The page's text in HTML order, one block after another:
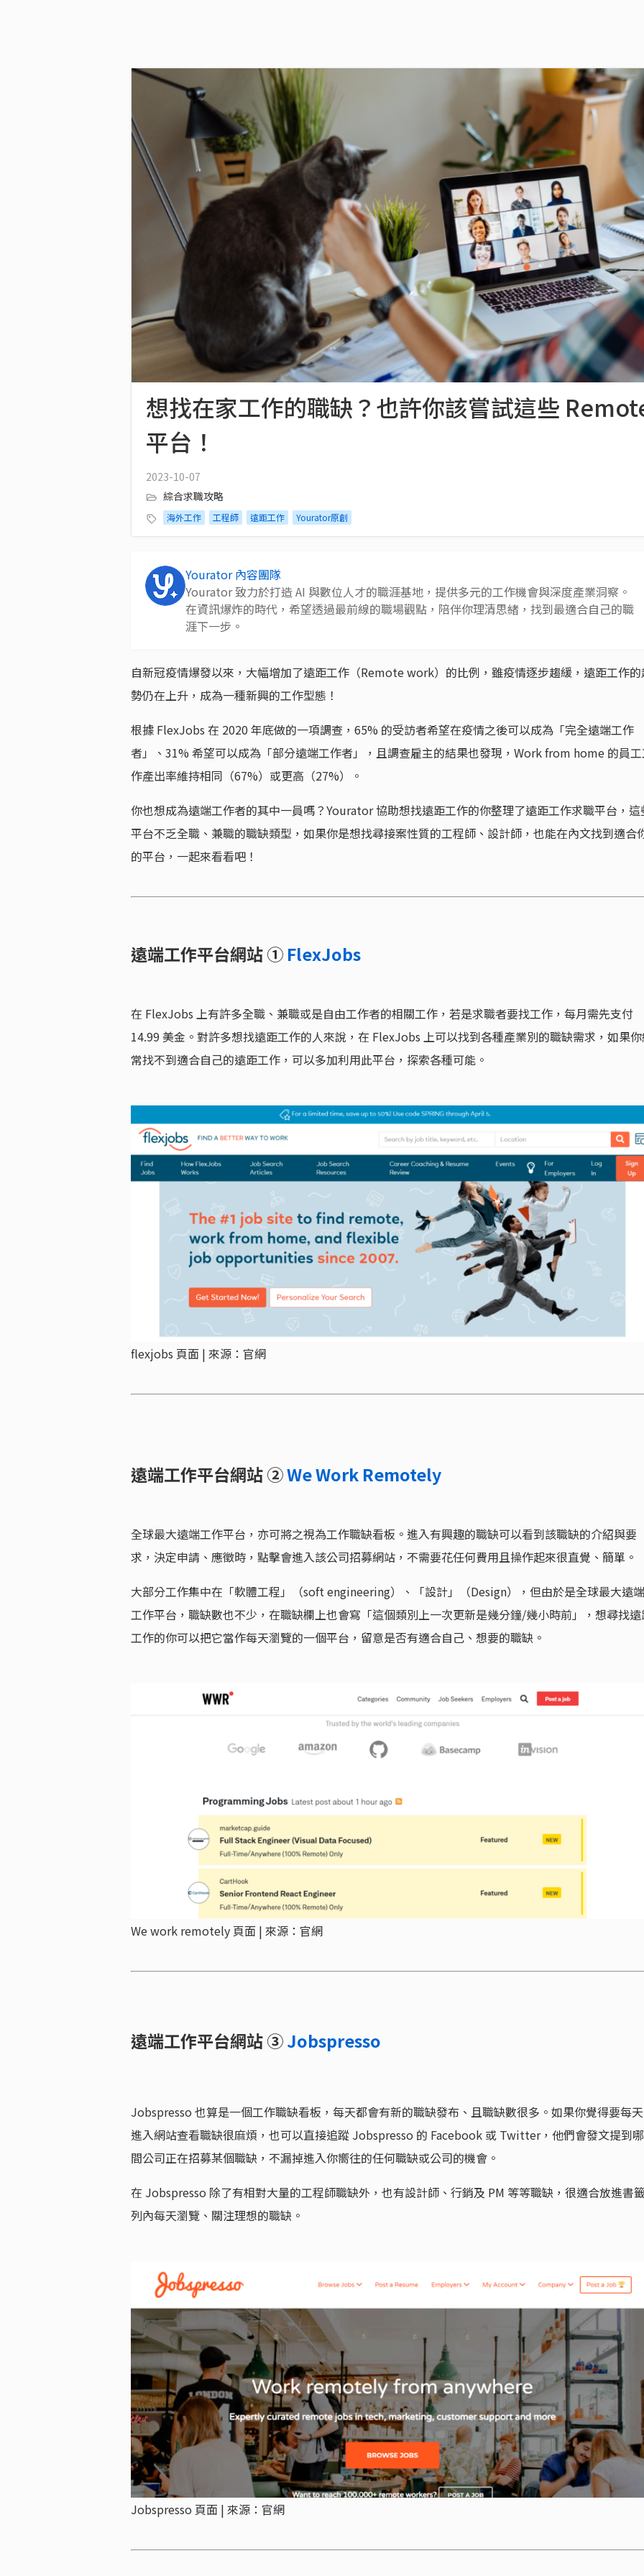
想找在家工作的職缺？也許你該嘗試這些
平台！
2023-10-07
綜合求職攻略
海外工作 工程師 遠距工作 Yourator原創
Yourator 內容團隊
Yourator 致力於打造 AI 與數位人才的職涯基地，提供多元的工作機會與深度產業洞察。
在資訊爆炸的時代，希望透過最前線的職場觀點，陪伴你理清思緒，找到最適合自己的職
涯下一步。
自新冠疫情爆發以來，大幅增加了遠距工作（Remote work）的比例，雖疫情逐步趨緩，遠距工作
勢仍在上升，成為一種新興的工作型態！
根據 FlexJobs 在 2020 年底做的一項調查，65% 的受訪者希望在疫情之後可以成為「完全遠端工作
者」、31% 希望可以成為「部分遠端工作者」，且調查雇主的結果也發現，Work from home 的員
作產出率維持相同（67%）或更高（27%）。
你也想成為遠端工作者的其中一員嗎？Yourator 協助想找遠距工作的你整理了遠距工作求職平台，這
平台不乏全職、兼職的職缺類型，如果你是想找尋接案性質的工程師、設計師，也能在內文找到適合
的平台，一起來看看吧！
遠端工作平台網站 ① FlexJobs
在 FlexJobs 上有許多全職、兼職或是自由工作者的相關工作，若是求職者要找工作，每月需先支付
14.99 美金。對許多想找遠距工作的人來說，在 FlexJobs 上可以找到各種產業別的職缺需求，如果
常找不到適合自己的遠距工作，可以多加利用此平台，探索各種可能。
flexjobs 頁面 | 來源：官網
遠端工作平台網站 ②We Work Remotely
全球最大遠端工作平台，亦可將之視為工作職缺看板。進入有興趣的職缺可以看到該職缺的介紹與要
求，決定申請、應徵時，點擊會進入該公司招募網站，不需要花任何費用且操作起來很直覺、簡單。
大部分工作集中在「軟體工程」（soft engineering）、「設計」（Design），但由於是全球最大遠端
工作平台，職缺數也不少，在職缺欄上也會寫「這個類別上一次更新是幾分鐘/幾小時前」，想尋找
工作的你可以把它當作每天瀏覽的一個平台，留意是否有適合自己、想要的職缺。
We work remotely 頁面 | 來源：官網
遠端工作平台網站 ③Jobspresso
Jobspresso 也算是一個工作職缺看板，每天都會有新的職缺發布、且職缺數很多。如果你覺得要每天
進入網站查看職缺很麻煩，也可以直接追蹤 Jobspresso 的 Facebook 或 Twitter，他們會發文提到哪
間公司正在招募某個職缺，不漏掉進入你嚮往的任何職缺或公司的機會。
在 Jobspresso 除了有相對大量的工程師職缺外，也有設計師、行銷及 PM 等等職缺，很適合放進書
列內每天瀏覽、關注理想的職缺。
Jobspresso 頁面 | 來源：官網